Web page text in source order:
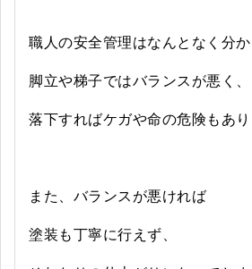
職人の安全管理はなんとなく分か
脚立や梯子ではバランスが悪く、
落下すればケガや命の危険もあり
また、バランスが悪ければ
塗装も丁寧に行えず、